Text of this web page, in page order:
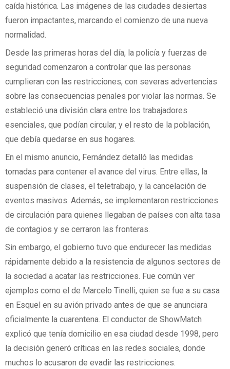
caída histórica. Las imágenes de las ciudades desiertas
fueron impactantes, marcando el comienzo de una nueva
normalidad.
Desde las primeras horas del día, la policía y fuerzas de
seguridad comenzaron a controlar que las personas
cumplieran con las restricciones, con severas advertencias
sobre las consecuencias penales por violar las normas. Se
estableció una división clara entre los trabajadores
esenciales, que podían circular, y el resto de la población,
que debía quedarse en sus hogares.
En el mismo anuncio, Fernández detalló las medidas
tomadas para contener el avance del virus. Entre ellas, la
suspensión de clases, el teletrabajo, y la cancelación de
eventos masivos. Además, se implementaron restricciones
de circulación para quienes llegaban de países con alta tasa
de contagios y se cerraron las fronteras.
Sin embargo, el gobierno tuvo que endurecer las medidas
rápidamente debido a la resistencia de algunos sectores de
la sociedad a acatar las restricciones. Fue común ver
ejemplos como el de Marcelo Tinelli, quien se fue a su casa
en Esquel en su avión privado antes de que se anunciara
oficialmente la cuarentena. El conductor de ShowMatch
explicó que tenía domicilio en esa ciudad desde 1998, pero
la decisión generó críticas en las redes sociales, donde
muchos lo acusaron de evadir las restricciones.